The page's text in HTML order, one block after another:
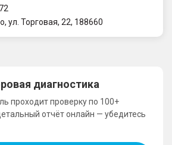
ул. Торговая, 22, 188660
диагностика
проходит проверку по 100+
отчёт онлайн — убедитесь